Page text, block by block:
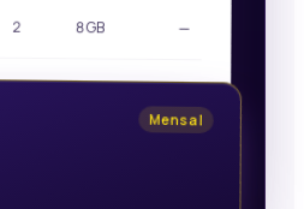
2 8 GB —
4 16 GB —
Mensal